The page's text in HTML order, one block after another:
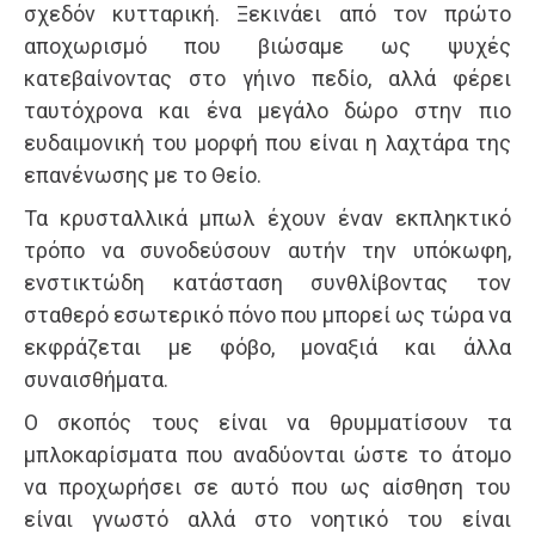
σχεδόν κυτταρική. Ξεκινάει από τον πρώτο
αποχωρισμό που βιώσαμε ως ψυχές
κατεβαίνοντας στο γήινο πεδίο, αλλά φέρει
ταυτόχρονα και ένα μεγάλο δώρο στην πιο
ευδαιμονική του μορφή που είναι η λαχτάρα της
επανένωσης με το Θείο.
Τα κρυσταλλικά μπωλ έχουν έναν εκπληκτικό
τρόπο να συνοδεύσουν αυτήν την υπόκωφη,
ενστικτώδη κατάσταση συνθλίβοντας τον
σταθερό εσωτερικό πόνο που μπορεί ως τώρα να
εκφράζεται με φόβο, μοναξιά και άλλα
συναισθήματα.
Ο σκοπός τους είναι να θρυμματίσουν τα
μπλοκαρίσματα που αναδύονται ώστε το άτομο
να προχωρήσει σε αυτό που ως αίσθηση του
είναι γνωστό αλλά στο νοητικό του είναι